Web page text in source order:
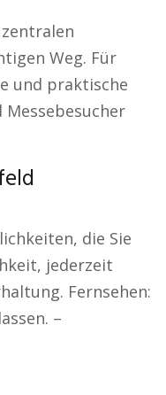
Weg. Für
und praktische
die Sie
jederzeit
Fernsehen:
–